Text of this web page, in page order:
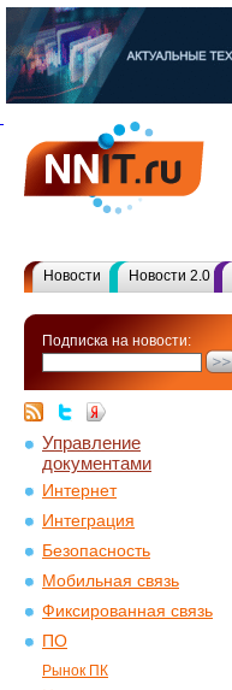
Новости Новости 2.0
Подписка на новости:
Управление
документами
Интернет
Интеграция
Безопасность
Мобильная связь
Фиксированная связь
ПО
Рынок ПК